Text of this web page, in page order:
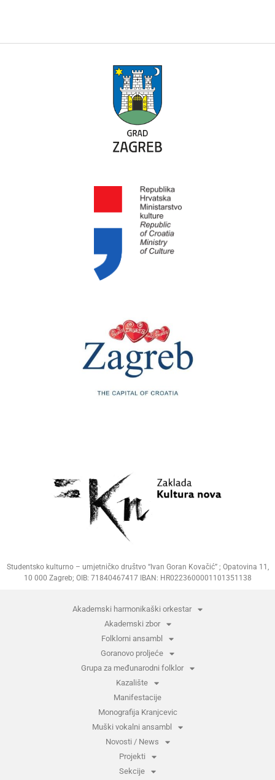
Studentsko kulturno – umjetničko društvo “Ivan Goran Kovačić” ; Opatovina 11,
10 000 Zagreb; OIB: 71840467417 IBAN: HR0223600001101351138
Akademski harmonikaški orkestar
Akademski zbor
Folklorni ansambl
Goranovo proljeće
Grupa za međunarodni folklor
Kazalište
Manifestacije
Monografija Kranjcevic
Muški vokalni ansambl
Novosti / News
Projekti
Sekcije